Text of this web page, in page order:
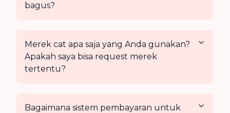
bagus?
Merek cat apa saja yang Anda gunakan?
Apakah saya bisa request merek
tertentu?
Bagaimana sistem pembayaran untuk